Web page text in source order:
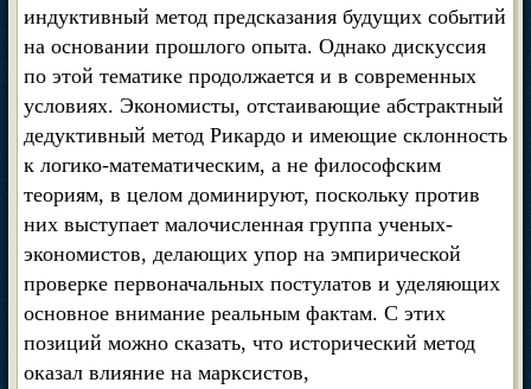
индуктивный метод предсказания будущих событий
на основании прошлого опыта. Однако дискуссия
по этой тематике продолжается и в современных
условиях. Экономисты, отстаивающие абстрактный
дедуктивный метод Рикардо и имеющие склонность
к логико-математическим, а не философским
теориям, в целом доминируют, поскольку против
них выступает малочисленная группа ученых-
экономистов, делающих упор на эмпирической
проверке первоначальных постулатов и уделяющих
основное внимание реальным фактам. С этих
позиций можно сказать, что исторический метод
оказал влияние на марксистов,